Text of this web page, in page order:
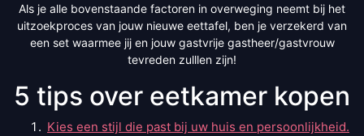
Als je alle bovenstaande factoren in overweging neemt bij het
uitzoekproces van jouw nieuwe eettafel, ben je verzekerd van
een set waarmee jij en jouw gastvrije gastheer/gastvrouw
tevreden zulllen zijn!
5 tips over eetkamer kopen
Kies een stijl die past bij uw huis en persoonlijkheid.